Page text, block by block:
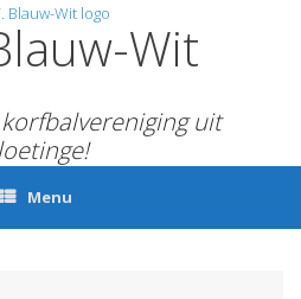
Wit
uit
Menu